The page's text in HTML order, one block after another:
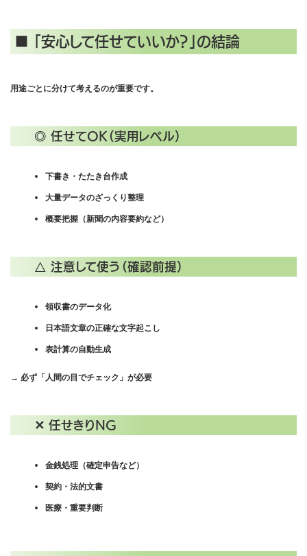
■ 「安心して任せていいか？」の結論
用途ごとに分けて考えるのが重要です。
◎ 任せてOK（実用レベル）
下書き・たたき台作成
大量データのざっくり整理
概要把握（新聞の内容要約など）
△ 注意して使う（確認前提）
領収書のデータ化
日本語文章の正確な文字起こし
表計算の自動生成
→ 必ず「人間の目でチェック」が必要
✕ 任せきりNG
金銭処理（確定申告など）
契約・法的文書
医療・重要判断